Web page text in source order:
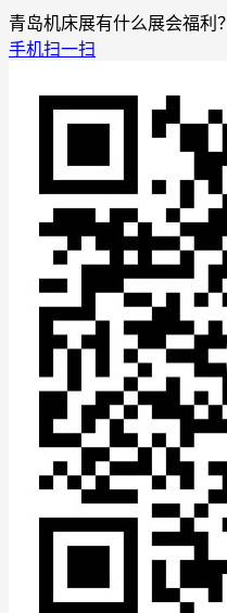
青岛机床展有什么展会福利？
手机扫一扫